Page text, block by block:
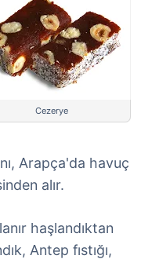
Cezerye
Arapça'da havuç
alır.
haşlandıktan
Antep fıstığı,